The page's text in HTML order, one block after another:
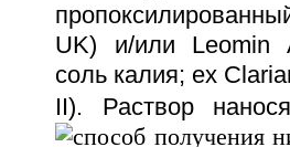
UK) и/или Leomin
соль калия; ex
II). Раствор